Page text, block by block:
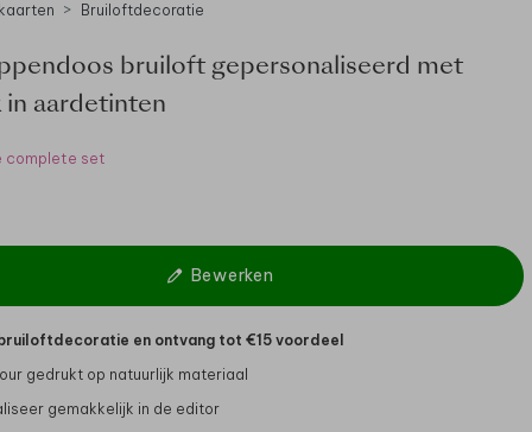
Bruiloftdecoratie
bruiloft gepersonaliseerd met
in aardetinten
complete set
Bewerken
en ontvang tot €15 voordeel
gedrukt op natuurlijk materiaal
gemakkelijk in de editor